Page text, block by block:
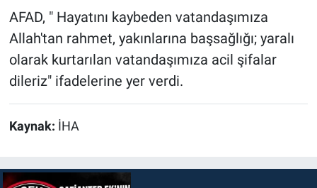
AFAD, " Hayatını kaybeden vatandaşımıza
Allah'tan rahmet, yakınlarına başsağlığı; yaralı
olarak kurtarılan vatandaşımıza acil şifalar
dileriz" ifadelerine yer verdi.
Kaynak: İHA